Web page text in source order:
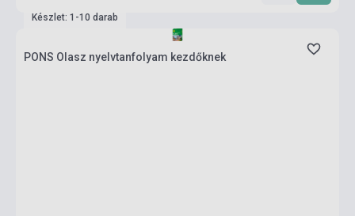
Készlet: 1-10 darab
PONS Olasz nyelvtanfolyam kezdőknek